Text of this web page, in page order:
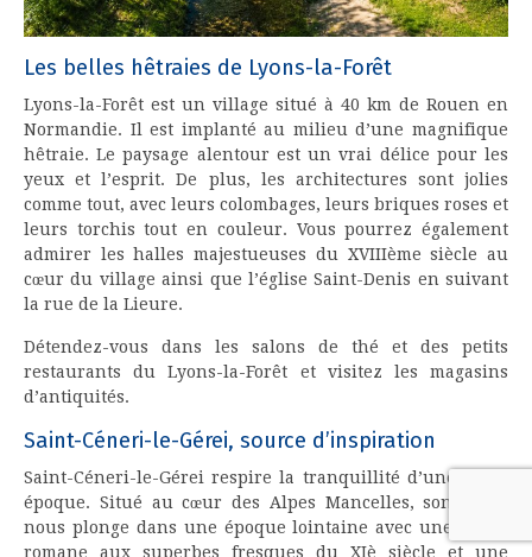
Les belles hêtraies de Lyons-la-Forêt
Lyons-la-Forêt est un village situé à 40 km de Rouen en
Normandie. Il est implanté au milieu d’une magnifique
hêtraie. Le paysage alentour est un vrai délice pour les
yeux et l’esprit. De plus, les architectures sont jolies
comme tout, avec leurs colombages, leurs briques roses et
leurs torchis tout en couleur. Vous pourrez également
admirer les halles majestueuses du XVIIIème siècle au
cœur du village ainsi que l’église Saint-Denis en suivant
la rue de la Lieure.
Détendez-vous dans les salons de thé et des petits
restaurants du Lyons-la-Forêt et visitez les magasins
d’antiquités.
Saint-Céneri-le-Gérei, source d’inspiration
Saint-Céneri-le-Gérei respire la tranquillité d’une autre
époque. Situé au cœur des Alpes Mancelles, son décor
nous plonge dans une époque lointaine avec une église
romane aux superbes fresques du XIè siècle et une